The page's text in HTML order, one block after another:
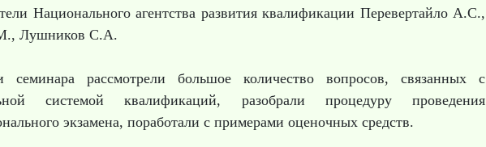
Национального агентства развития квалификации Перевертайло А.С.,
Лушников С.А.
семинара рассмотрели большое количество вопросов, связанных с
системой квалификаций, разобрали процедуру проведения
экзамена, поработали с примерами оценочных средств.